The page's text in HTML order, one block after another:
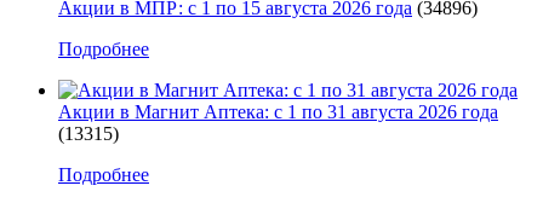
Акции в МПР: с 1 по 15 августа 2026 года (34896)
Подробнее
Акции в Магнит Аптека: с 1 по 31 августа 2026 года
(13315)
Подробнее